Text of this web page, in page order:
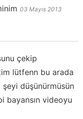
03 Mayıs 2013
çekip
lütfenn bu arada
düşünürmüsün
bayansın videoyu